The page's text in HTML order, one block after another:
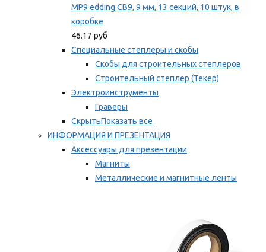
MP9 edding CB9, 9 мм, 13 секций, 10 штук, в
коробке
46.17 руб
Специальные степлеры и скобы
Скобы для строительных степлеров
Строительный степлер (Текер)
Электроинструменты
Граверы
СкрытьПоказать все
ИНФОРМАЦИЯ И ПРЕЗЕНТАЦИЯ
Аксессуары для презентации
Магниты
Металлические и магнитные ленты